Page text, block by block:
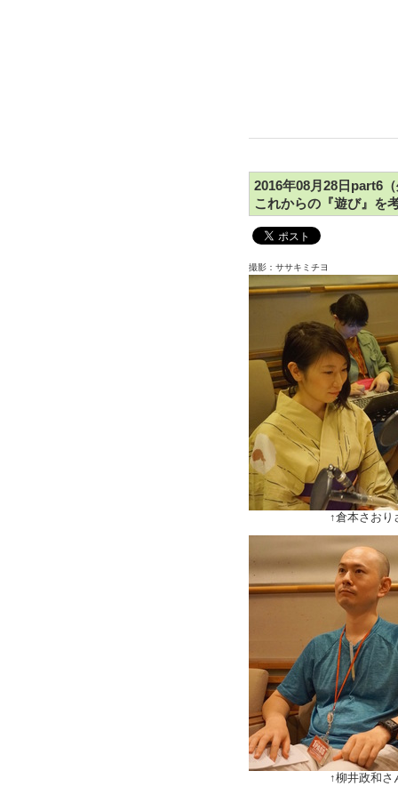
2016年08月28日part6
これからの『遊び』を
撮影：ササキミチヨ
↑倉本さおりさん
↑柳井政和さん＆ツ